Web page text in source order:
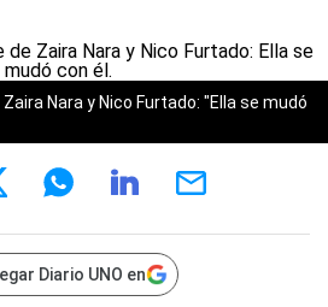
Nara y Nico Furtado: "Ella se mudó
Diario UNO en